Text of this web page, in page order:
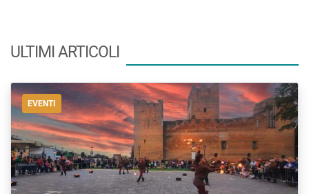
ULTIMI ARTICOLI
EVENTI